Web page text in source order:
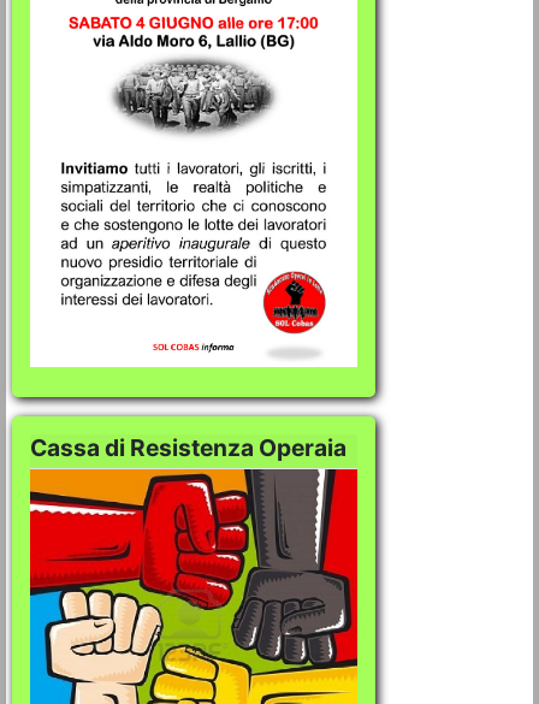
Cassa di Resistenza Operaia